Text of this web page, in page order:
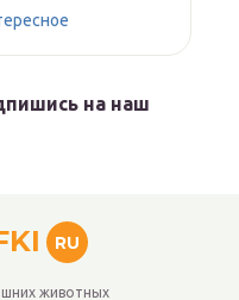
на наш
RU
животных